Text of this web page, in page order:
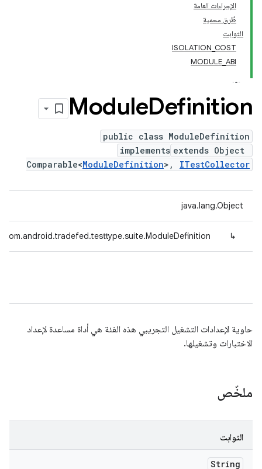
الإجراءات العامة
طُرق محمية
الثوابت
ISOLATION_COST
MODULE_ABI
ModuleDefinition
public class ModuleDefinition
extends Object
implements
Comparable<ModuleDefinition>, ITestCollector
java.lang.Object
↳
com.android.tradefed.testtype.suite.ModuleDefinition
حاوية لإعدادات التشغيل التجريبي هذه الفئة هي أداة مساعدة لإعداد
الاختبارات وتشغيلها.
ملخّص
الثوابت
String